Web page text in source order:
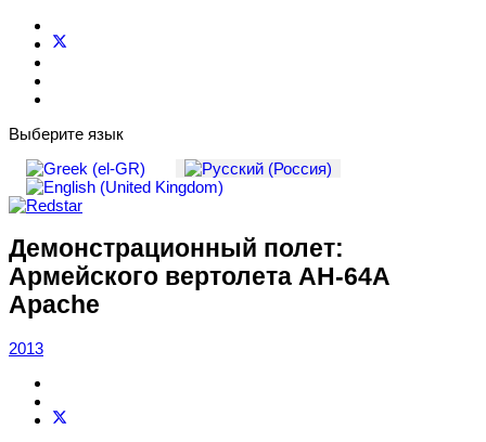
Выберите язык
Демонстрационный полет:
Армейского вертолета AH-64A
Apache
2013